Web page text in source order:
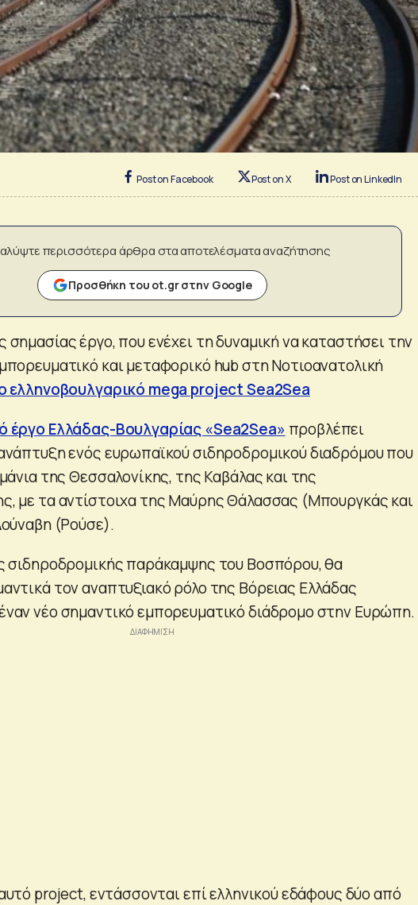
Post on Facebook Post on X Post on LinkedIn
περισσότερα άρθρα στα αποτελέσματα αναζήτησης
Προσθήκη του ot.gr στην Google
σημασίας έργο, που ενέχει τη δυναμική να καταστήσει την
και μεταφορικό hub στη Νοτιοανατολική
ελληνοβουλγαρικό mega project Sea2Sea
έργο Ελλάδας-Βουλγαρίας «Sea2Sea» προβλέπει
ενός ευρωπαϊκού σιδηροδρομικού διαδρόμου που
της Θεσσαλονίκης, της Καβάλας και της
με τα αντίστοιχα της Μαύρης Θάλασσας (Μπουργκάς και
(Ρούσε).
σιδηροδρομικής παράκαμψης του Βοσπόρου, θα
τον αναπτυξιακό ρόλο της Βόρειας Ελλάδας
νέο σημαντικό εμπορευματικό διάδρομο στην Ευρώπη.
project, εντάσσονται επί ελληνικού εδάφους δύο από